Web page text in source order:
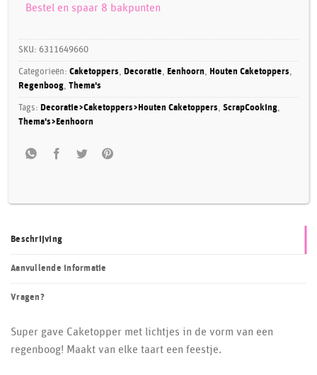
Bestel en spaar 8 bakpunten
SKU:6311649660
Categorieën:Caketoppers, Decoratie, Eenhoorn, Houten Caketoppers,
Regenboog,Thema's
Tags: Decoratie>Caketoppers>Houten Caketoppers,ScrapCooking,
Thema's>Eenhoorn
Beschrijving
Aanvullende informatie
Vragen?
Super gave Caketopper met lichtjes in de vorm van een
regenboog! Maakt van elke taart een feestje.